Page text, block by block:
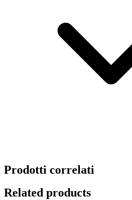
Prodotti correlati
Related products